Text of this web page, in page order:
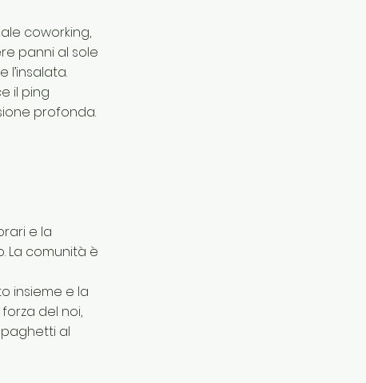
coworking,
panni al sole
il ping
profonda.
e la
La comunità è
insieme e la
del noi,
al